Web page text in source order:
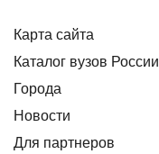
Карта сайта
Каталог вузов России
Города
Новости
Для партнеров